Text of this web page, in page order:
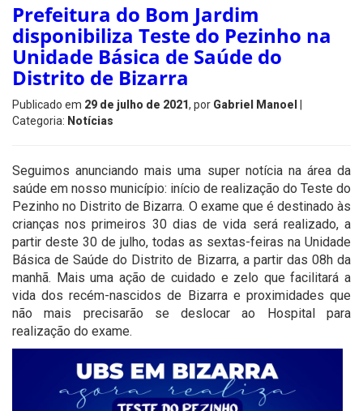
Prefeitura do Bom Jardim
disponibiliza Teste do Pezinho na
Unidade Básica de Saúde do
Distrito de Bizarra
Publicado em 29 de julho de 2021, por Gabriel Manoel
Categoria: Notícias
Seguimos anunciando mais uma super notícia na área da
saúde em nosso município: início de realização do Teste do
Pezinho no Distrito de Bizarra. O exame que é destinado às
crianças nos primeiros 30 dias de vida será realizado, a
partir deste 30 de julho, todas as sextas-feiras na Unidade
Básica de Saúde do Distrito de Bizarra, a partir das 08h da
manhã. Mais uma ação de cuidado e zelo que facilitará a
vida dos recém-nascidos de Bizarra e proximidades que
não mais precisarão se deslocar ao Hospital para
realização do exame.